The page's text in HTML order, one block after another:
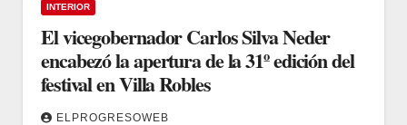
INTERIOR
El vicegobernador Carlos Silva Neder
encabezó la apertura de la 31º edición del
festival en Villa Robles
ELPROGRESOWEB